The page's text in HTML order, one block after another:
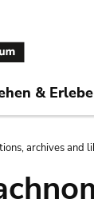
&
archives and